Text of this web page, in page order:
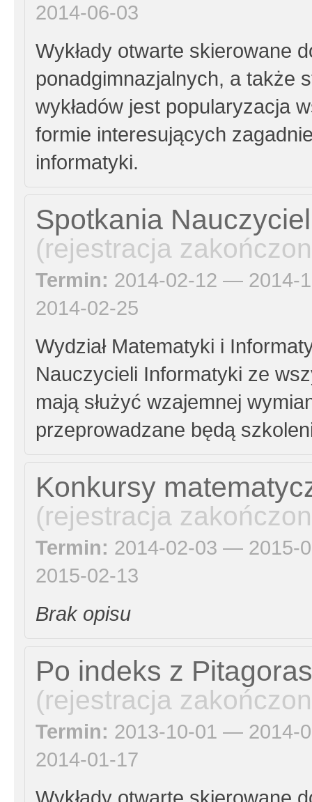
2014-06-03
Wykłady otwarte skierowane
ponadgimnazjalnych, a także
wykładów jest popularyzacja
formie interesujących
informatyki.
Spotkania
(rejestracja
Termin: 2014-02-12 — 2014-
2014-02-25
Wydział Matematyki i
Nauczycieli Informatyki ze
mają służyć wzajemnej
przeprowadzane będą
Konkursy
(rejestracja
Termin: 2014-02-03 — 2015-
2015-02-13
Brak opisu
Po indeks z
(rejestracja
Termin: 2013-10-01 — 2014-
2014-01-17